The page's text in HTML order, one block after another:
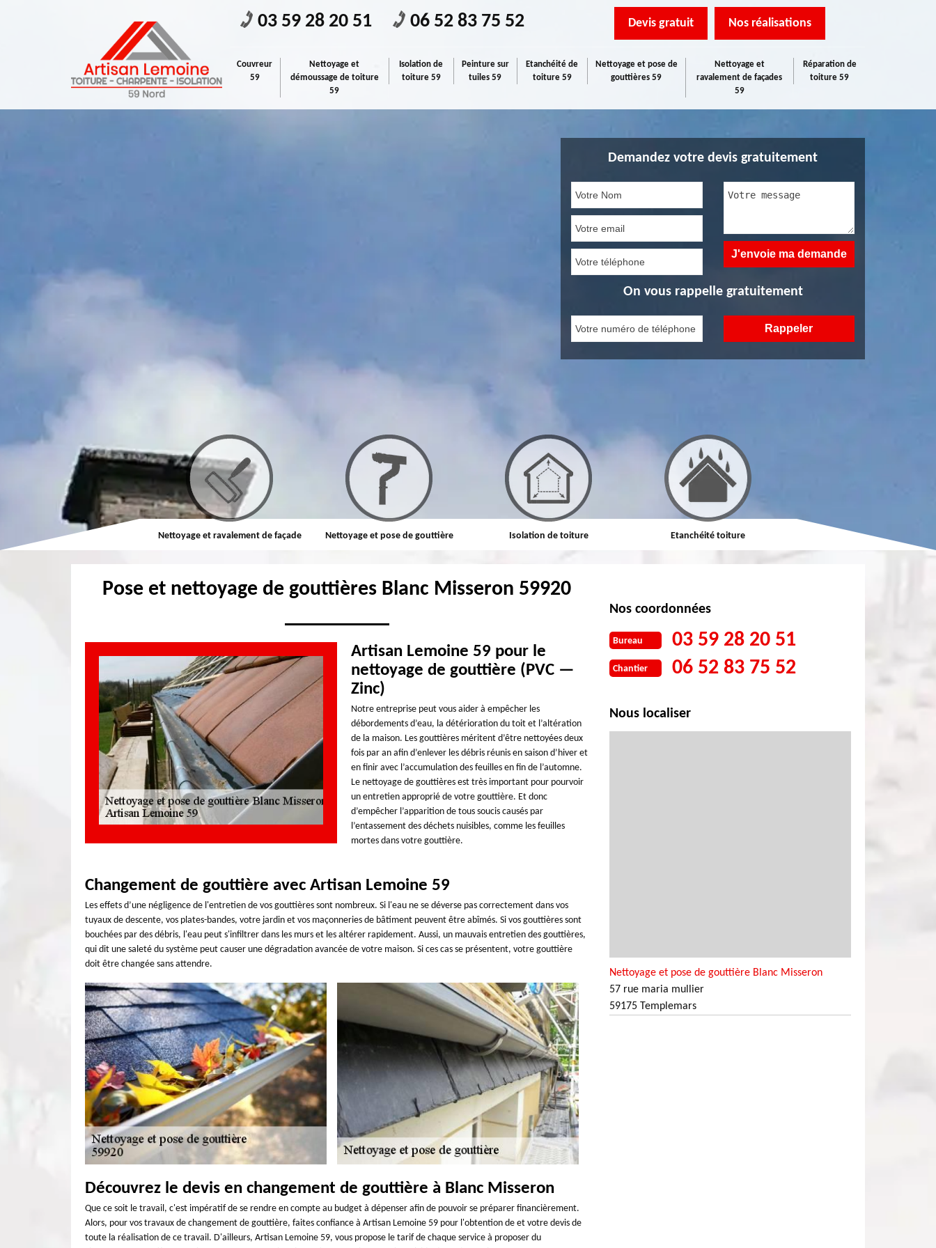
03 59 28 20 51 06 52 83 75 52 Devis gratuit Nos réalisations
Couvreur
59
Nettoyage et
démoussage de toiture
59
Isolation de
toiture 59
Peinture sur
tuiles 59
Etanchéité de
toiture 59
Nettoyage et pose de
gouttières 59
Nettoyage et
ravalement de façades
59
Réparation de
toiture 59
Demandez votre devis gratuitement
On vous rappelle gratuitement
Couvreur Nettoyage et ravalement de façade Nettoyage et pose de gouttière Isolation de toiture Etanchéité toiture Réparation de toiture
Pose et nettoyage de gouttières Blanc Misseron 59920
Artisan Lemoine 59 pour le
nettoyage de gouttière (PVC —
Zinc)
Notre entreprise peut vous aider à empêcher les
débordements d’eau, la détérioration du toit et l’altération
de la maison. Les gouttières méritent d’être nettoyées deux
fois par an afin d’enlever les débris réunis en saison d’hiver et
en finir avec l’accumulation des feuilles en fin de l’automne.
Le nettoyage de gouttières est très important pour pourvoir
un entretien approprié de votre gouttière. Et donc
d’empêcher l’apparition de tous soucis causés par
l’entassement des déchets nuisibles, comme les feuilles
mortes dans votre gouttière.
Changement de gouttière avec Artisan Lemoine 59
Les effets d’une négligence de l'entretien de vos gouttières sont nombreux. Si l'eau ne se déverse pas correctement dans vos
tuyaux de descente, vos plates-bandes, votre jardin et vos maçonneries de bâtiment peuvent être abîmés. Si vos gouttières sont
bouchées par des débris, l'eau peut s'infiltrer dans les murs et les altérer rapidement. Aussi, un mauvais entretien des gouttières,
qui dit une saleté du système peut causer une dégradation avancée de votre maison. Si ces cas se présentent, votre gouttière
doit être changée sans attendre.
Découvrez le devis en changement de gouttière à Blanc Misseron
Que ce soit le travail, c'est impératif de se rendre en compte au budget à dépenser afin de pouvoir se préparer financièrement.
Alors, pour vos travaux de changement de gouttière, faites confiance à Artisan Lemoine 59 pour l'obtention de et votre devis de
toute la réalisation de ce travail. D'ailleurs, Artisan Lemoine 59, vous propose le tarif de chaque service à proposer du
Nos coordonnées
Bureau 03 59 28 20 51
Chantier 06 52 83 75 52
Nous localiser
Nettoyage et pose de gouttière Blanc Misseron
57 rue maria mullier
59175 Templemars